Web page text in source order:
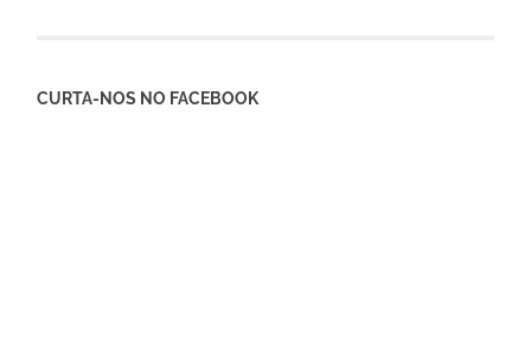
CURTA-NOS NO FACEBOOK